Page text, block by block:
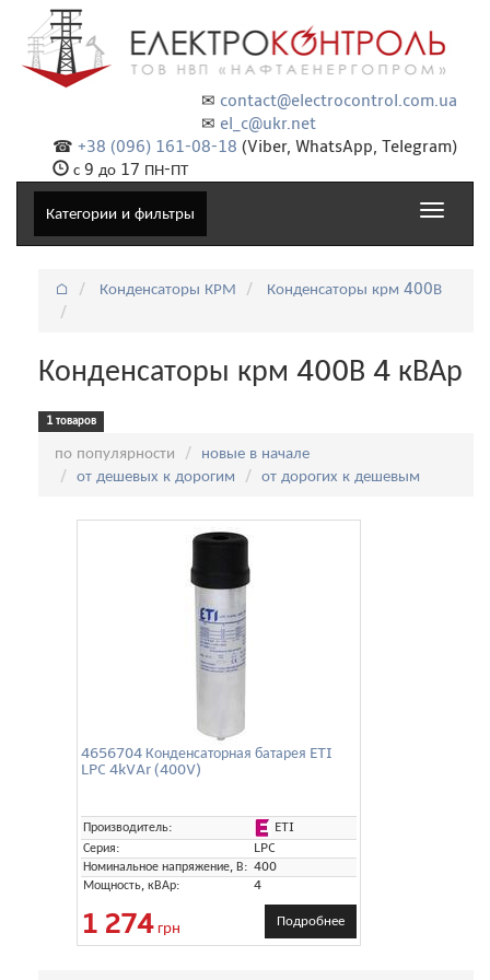
✉ contact@electrocontrol.com.ua
✉ el_c@ukr.net
☎ +38 (096) 161-08-18 (Viber, WhatsApp, Telegram)
с 9 до 17 ПН-ПТ
Категории и фильтры
Toggle
⌂ Конденсаторы КРМ Конденсаторы крм 400В
Конденсаторы крм 400В 4 кВАр
1 товаров
по популярности
новые в начале
от дешевых к дорогим
от дорогих к дешевым
4656704 Конденсаторная батарея ETI
LPC 4kVAr (400V)
Производитель:
ETI
Серия:
LPC
Номинальное напряжение, В: 400
Мощность, кВАр:
4
1 274грн Подробнее